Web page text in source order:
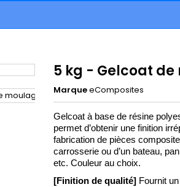
5 kg - Gelcoat
MarqueeComposites
Gelcoat à base de résine
permet d’obtenir une finition
fabrication de pièces
carrosserie ou d’un bateau,
etc. Couleur au choix.
[Finition de qualité] Fournit